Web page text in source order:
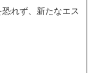
れず、新たなエス